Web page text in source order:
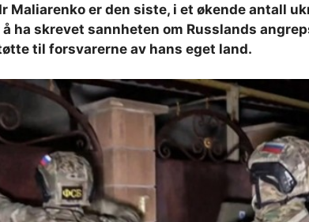
Maliarenko er den siste, i et økende antall
ha skrevet sannheten om Russlands
til forsvarerne av hans eget land.